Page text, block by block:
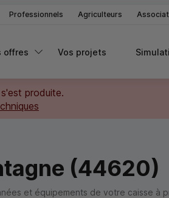
Professionnels Agriculteurs
offres Vos projets
produite.
(44620)
et équipements de votre caisse à